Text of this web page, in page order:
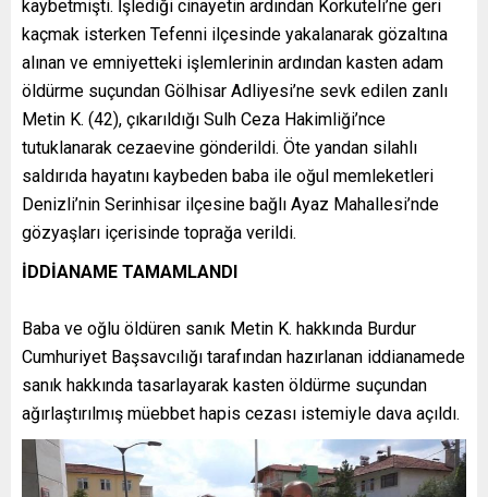
kaybetmişti. İşlediği cinayetin ardından Korkuteli’ne geri
kaçmak isterken Tefenni ilçesinde yakalanarak gözaltına
alınan ve emniyetteki işlemlerinin ardından kasten adam
öldürme suçundan Gölhisar Adliyesi’ne sevk edilen zanlı
Metin K. (42), çıkarıldığı Sulh Ceza Hakimliği’nce
tutuklanarak cezaevine gönderildi. Öte yandan silahlı
saldırıda hayatını kaybeden baba ile oğul memleketleri
Denizli’nin Serinhisar ilçesine bağlı Ayaz Mahallesi’nde
gözyaşları içerisinde toprağa verildi.
İDDİANAME TAMAMLANDI
Baba ve oğlu öldüren sanık Metin K. hakkında Burdur
Cumhuriyet Başsavcılığı tarafından hazırlanan iddianamede
sanık hakkında tasarlayarak kasten öldürme suçundan
ağırlaştırılmış müebbet hapis cezası istemiyle dava açıldı.